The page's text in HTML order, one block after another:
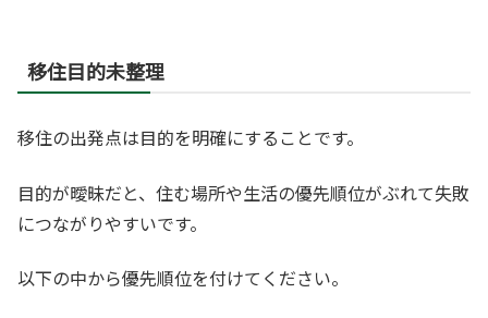
移住目的未整理
移住の出発点は目的を明確にすることです。
目的が曖昧だと、住む場所や生活の優先順位がぶれて失敗
につながりやすいです。
以下の中から優先順位を付けてください。